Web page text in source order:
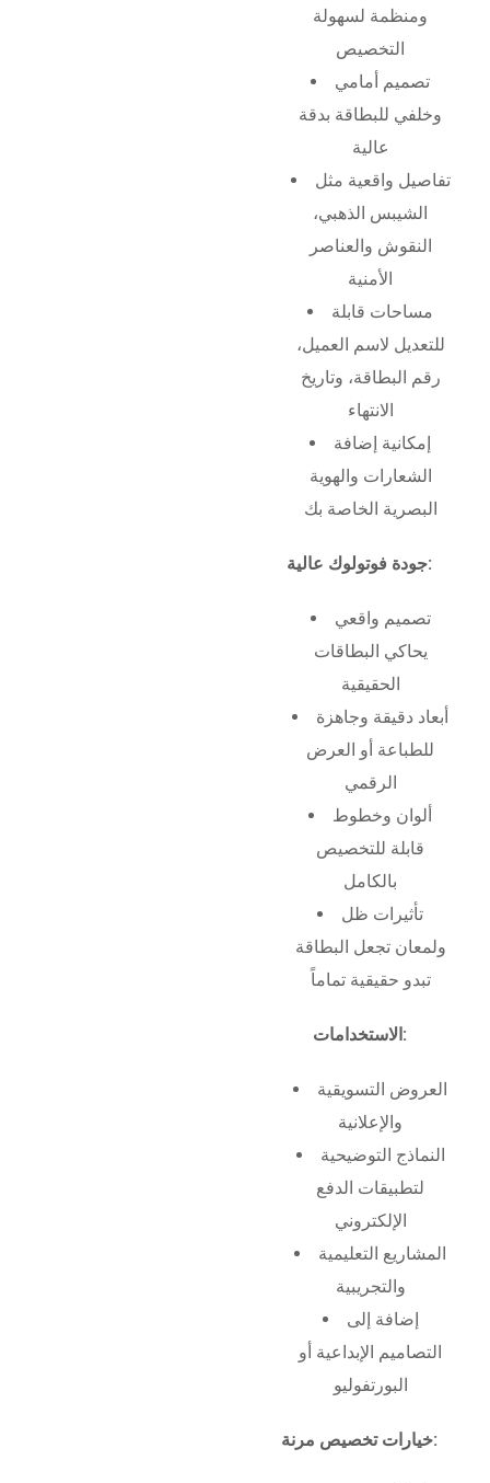
ومنظمة لسهولة
التخصيص
تصميم أمامي
وخلفي للبطاقة بدقة
عالية
تفاصيل واقعية مثل
الشيبس الذهبي،
النقوش والعناصر
الأمنية
مساحات قابلة
للتعديل لاسم العميل،
رقم البطاقة، وتاريخ
الانتهاء
إمكانية إضافة
الشعارات والهوية
البصرية الخاصة بك
جودة فوتولوك عالية:
تصميم واقعي
يحاكي البطاقات
الحقيقية
أبعاد دقيقة وجاهزة
للطباعة أو العرض
الرقمي
ألوان وخطوط
قابلة للتخصيص
بالكامل
تأثيرات ظل
ولمعان تجعل البطاقة
تبدو حقيقية تماماً
الاستخدامات:
العروض التسويقية
والإعلانية
النماذج التوضيحية
لتطبيقات الدفع
الإلكتروني
المشاريع التعليمية
والتجريبية
إضافة إلى
التصاميم الإبداعية أو
البورتفوليو
خيارات تخصيص مرنة: